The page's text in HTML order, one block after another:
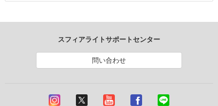
スフィアライトサポートセンター
問い合わせ